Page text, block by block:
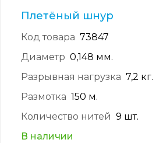
Плетёный шнур
Код товара 73847
Диаметр 0,148 мм.
Разрывная нагрузка 7,2 кг.
Размотка 150 м.
Количество нитей 9 шт.
В наличии